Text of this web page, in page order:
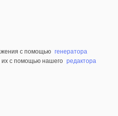
с помощью генератора
их с помощью нашего редактора